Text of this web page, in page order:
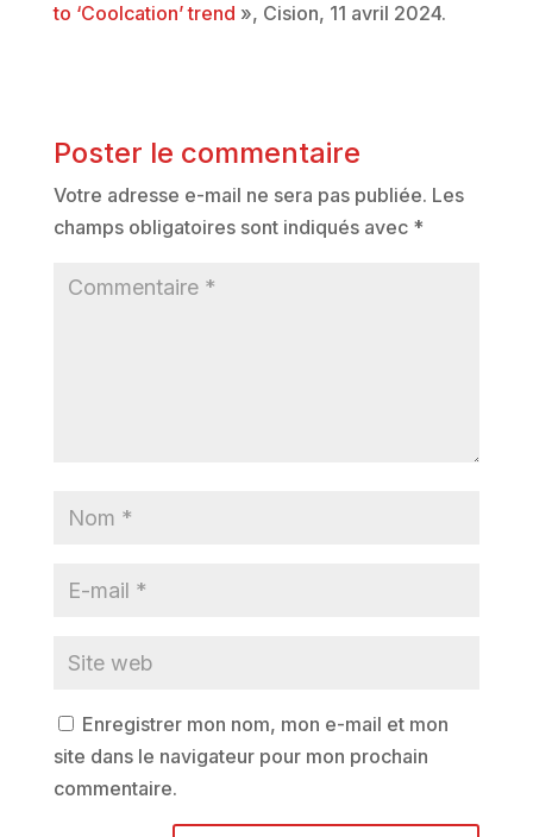
to ‘Coolcation’ trend », Cision, 11 avril 2024.
Poster le commentaire
Votre adresse e-mail ne sera pas publiée. Les
champs obligatoires sont indiqués avec *
Enregistrer mon nom, mon e-mail et mon
site dans le navigateur pour mon prochain
commentaire.